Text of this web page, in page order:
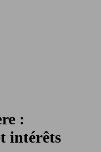
:
intérêts